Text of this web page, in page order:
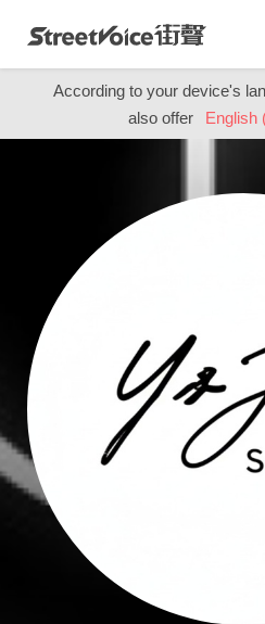
According to your device's
also offer
English